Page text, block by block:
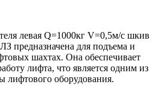
левая Q=1000кг V=0,5м/с шкив
предназначена для подъема и
шахтах. Она обеспечивает
лифта, что является одним из
лифтового оборудования.